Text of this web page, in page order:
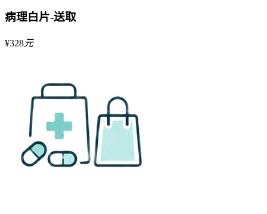
病理白片-送取
¥328元